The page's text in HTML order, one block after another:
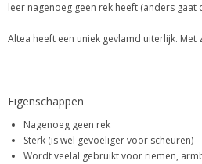
leer nagenoeg geen rek heeft (anders gaat
Altea heeft een uniek gevlamd uiterlijk. Met
Eigenschappen
Nagenoeg geen rek
Sterk (is wel gevoeliger voor scheuren)
Wordt veelal gebruikt voor riemen,